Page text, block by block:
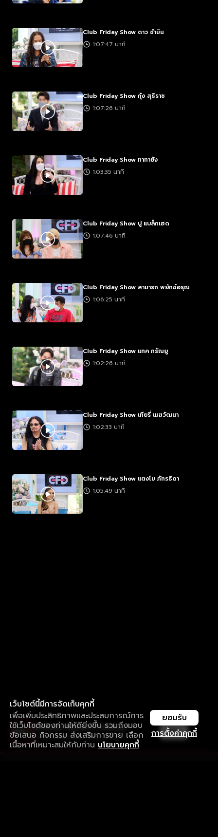
Club Friday Show ดาว ขำมิน
1:07:47 นาที
Club Friday Show กุ้ง สุธิราช
1:07:26 นาที
Club Friday Show ทาทายัง
1:03:35 นาที
Club Friday Show ปู แบล็กเฮด
1:07:46 นาที
Club Friday Show สามารถ พยักฆ์อรุณ
1:06:25 นาที
Club Friday Show แทค ภรัณยู
1:02:26 นาที
Club Friday Show เทียรี่ เมฆวัฒนา
1:02:33 นาที
Club Friday Show แตงโม ภัทรธิดา
1:05:49 นาที
เว็บไซต์นี้มีการจัดเก็บคุกกี้
เพื่อเพิ่มประสิทธิภาพและประสบการณ์การ
ใช้เว็บไซต์ของท่านให้ดียิ่งขึ้น รวมถึงมอบ
ข้อเสนอ กิจกรรม ส่งเสริมการขาย เลือก
เนื้อหาที่เหมาะสมให้กับท่าน นโยบายคุกกี้
การตั้งค่าคุกกี้
ยอมรับ
ใช้งานแอป ลื่นไหลกว่า ไม่มีสะดุด
ดาวน์โหลดแอปเพื่อการรับชมที่ดีกว่า เปิด